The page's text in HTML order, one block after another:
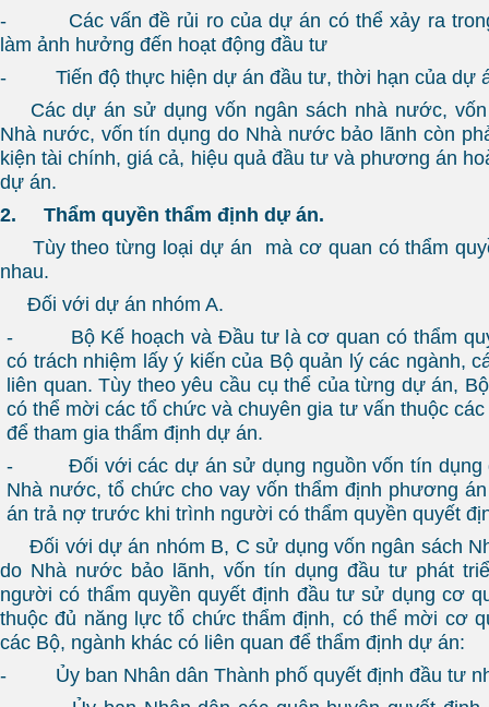
- Các vấn đề rủi ro của dự án có thể xảy ra
làm ảnh hưởng đến hoạt động đầu tư
- Tiến độ thực hiện dự án đầu tư, thời hạn của dự
Các dự án sử dụng vốn ngân sách nhà nước,
Nhà nước, vốn tín dụng do Nhà nước bảo lãnh còn
kiện tài chính, giá cả, hiệu quả đầu tư và phương án
dự án.
2. Thẩm quyền thẩm định dự án.
Tùy theo từng loại dự án mà cơ quan có thẩm
nhau.
Đối với dự án nhóm A.
- Bộ Kế hoạch và Đầu tư là cơ quan có thẩm
có trách nhiệm lấy ý kiến của Bộ quản lý các ngành,
liên quan. Tùy theo yêu cầu cụ thể của từng dự án,
có thể mời các tổ chức và chuyên gia tư vấn thuộc
để tham gia thẩm định dự án.
- Đối với các dự án sử dụng nguồn vốn tín dụng
Nhà nước, tổ chức cho vay vốn thẩm định phương
án trả nợ trước khi trình người có thẩm quyền quyết
Đối với dự án nhóm B, C sử dụng vốn ngân sách
do Nhà nước bảo lãnh, vốn tín dụng đầu tư phát
người có thẩm quyền quyết định đầu tư sử dụng cơ
thuộc đủ năng lực tổ chức thẩm định, có thể mời cơ
các Bộ, ngành khác có liên quan để thẩm định dự án:
- Ủy ban Nhân dân Thành phố quyết định đầu tư